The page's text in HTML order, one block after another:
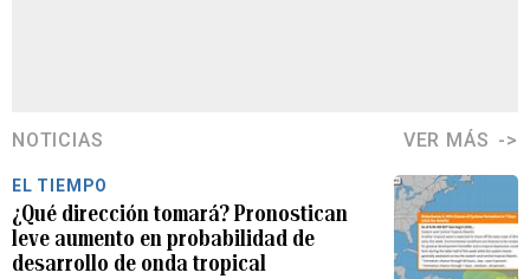
NOTICIAS VER MÁS
EL TIEMPO
¿Qué dirección tomará? Pronostican
leve aumento en probabilidad de
desarrollo de onda tropical